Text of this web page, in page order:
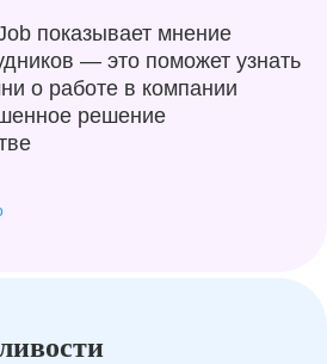
показывает мнение
— это поможет узнать
о работе в компании
решение